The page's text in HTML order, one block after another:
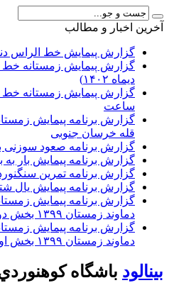
آخرين اخبار و مطالب
گزارش پیمایش خط الراس
گزارش پیمایش زمستانه
دیماه ۱۴۰۲)
ساعت
گزارش برنامه پیمایش
قله خرسان جنوبی
گزارش برنامه صعود سوزنی
گزارش برنامه پیمایش بار به
گزارش برنامه تمرین
گزارش برنامه پیمایش یال
گزارش برنامه پیمایش
دماوند زمستان ۱۳۹۹ بخش دوم
گزارش برنامه پیمایش
دماوند زمستان ۱۳۹۹ بخش اول
بينالود باشگاه كوهنوردي